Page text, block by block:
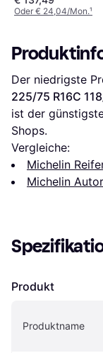
BluEarth Van RY61
Oder € 24,04/Mon.¹
Der niedrigste
225/75 R16C
ist der
Shops.
Vergleiche:
Michelin
Michelin
Produkt
Produktname